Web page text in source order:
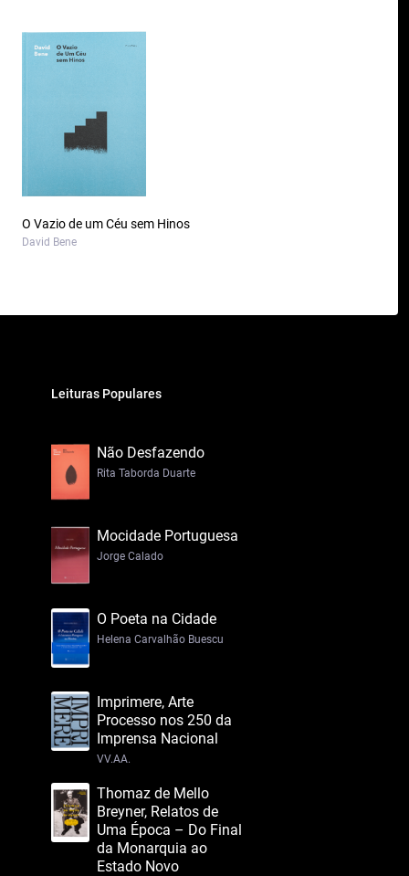
O Vazio de um Céu sem Hinos
David Bene
Leituras Populares
Não Desfazendo
Rita Taborda Duarte
Mocidade Portuguesa
Jorge Calado
O Poeta na Cidade
Helena Carvalhão Buescu
Imprimere, Arte
Processo nos 250 da
Imprensa Nacional
VV.AA.
Thomaz de Mello
Breyner, Relatos de
Uma Época – Do Final
da Monarquia ao
Estado Novo